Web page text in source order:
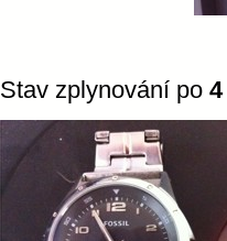
Stav zplynování po